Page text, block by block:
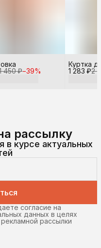
450 ₽−39%
1 283 ₽2
Куртка
рассылку
в курсе актуальных
согласие на
данных в целях
рассылки